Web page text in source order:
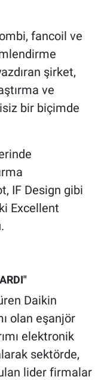
fancoil ve
şirket,
ve
bir biçimde
IF Design gibi
Excellent
Daikin
olan eşanjör
elektronik
sektörde,
lider firmalar